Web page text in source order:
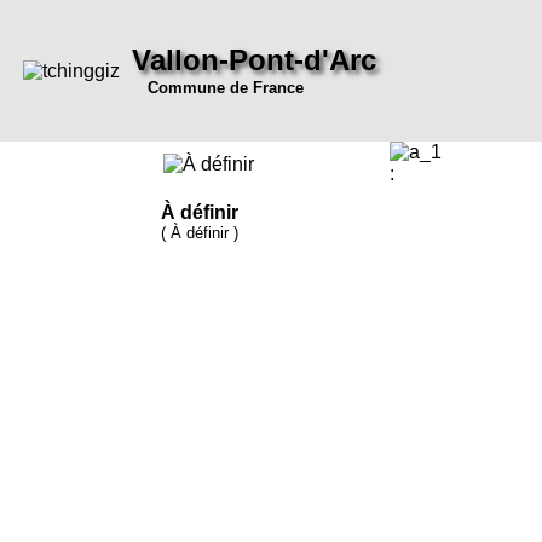
Vallon-Pont-d'Arc
Commune de France
À définir
( À définir )
: